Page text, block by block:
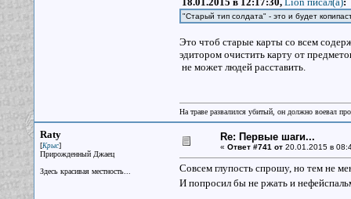
"Старый тип солдата" - это и будет
Это чтоб старые карты со всем
эдитором очистить карту от
не может людей расставить.
На траве развалился убитый, он должно воевал
Raty
[Крыс]
Прирожденный Джаец
Здесь красивая местность...
Re: Первые шаги...
« Ответ #741 от20.01.2015 в
Совсем глупость спрошу, но тем не
И попросил бы не ржать и